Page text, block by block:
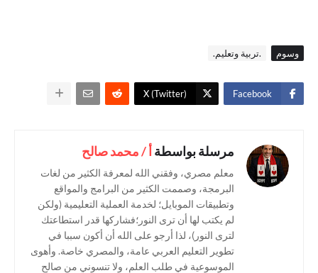
وسوم .تربية وتعليم.
Facebook
X (Twitter)
مرسلة بواسطةأ / محمد صالح
معلم مصري، وفقني الله لمعرفة الكثير من لغات
البرمجة، وصممت الكثير من البرامج والمواقع
وتطبيقات الموبايل؛ لخدمة العملية التعليمية (ولكن
لم يكتب لها أن ترى النور؛فشاركها قدر استطاعتك
لترى النور)، لذا أرجو على الله أن أكون سببا في
تطوير التعليم العربي عامة، والمصري خاصة. وأهوى
الموسوعية في طلب العلم، ولا تنسوني من صالح